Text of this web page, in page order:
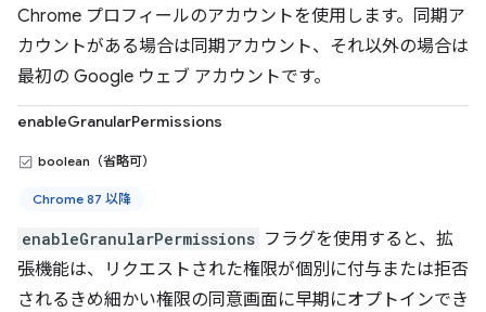
Chrome プロフィールのアカウントを使用します。同期ア
カウントがある場合は同期アカウント、それ以外の場合は
最初の Google ウェブ アカウントです。
enableGranularPermissions
boolean（省略可）
Chrome 87 以降
enableGranularPermissions フラグを使用すると、拡
張機能は、リクエストされた権限が個別に付与または拒否
されるきめ細かい権限の同意画面に早期にオプトインでき